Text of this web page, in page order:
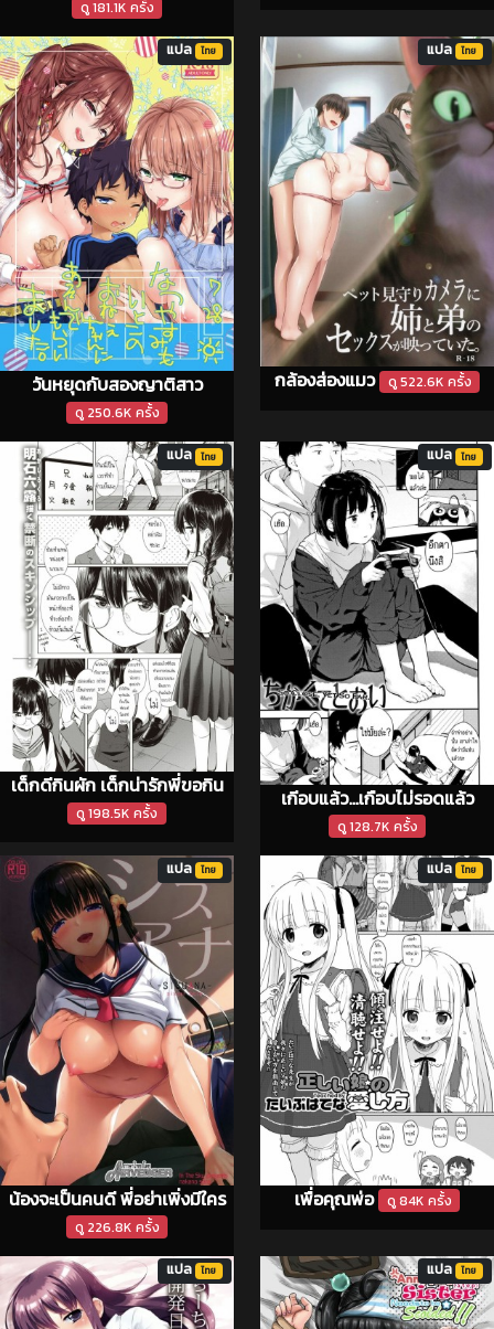
ดู 181.1K ครั้ง
วันหยุดกับสองญาติสาว
ดู 250.6K ครั้ง
แปล ไทย
กล้องส่องแมว ดู 522.6K ครั้ง
แปล ไทย
เด็กดีกินผัก เด็กน่ารักพี่ขอกิน
ดู 198.5K ครั้ง
แปล ไทย
เกีอบแล้ว...เกือบไม่รอดแล้ว
ดู 128.7K ครั้ง
แปล ไทย
น้องจะเป็นคนดี พี่อย่าเพิ่งมีใคร
ดู 226.8K ครั้ง
แปล ไทย
เพื่อคุณพ่อ ดู 84K ครั้ง
แปล ไทย
แปล ไทย แปล ไทย